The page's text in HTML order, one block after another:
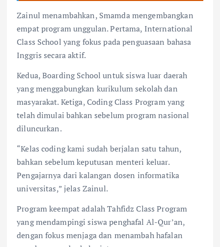
Zainul menambahkan, Smamda mengembangkan
empat program unggulan. Pertama, International
Class School yang fokus pada penguasaan bahasa
Inggris secara aktif.
Kedua, Boarding School untuk siswa luar daerah
yang menggabungkan kurikulum sekolah dan
masyarakat. Ketiga, Coding Class Program yang
telah dimulai bahkan sebelum program nasional
diluncurkan.
“Kelas coding kami sudah berjalan satu tahun,
bahkan sebelum keputusan menteri keluar.
Pengajarnya dari kalangan dosen informatika
universitas,” jelas Zainul.
Program keempat adalah Tahfidz Class Program
yang mendampingi siswa penghafal Al-Qur’an,
dengan fokus menjaga dan menambah hafalan